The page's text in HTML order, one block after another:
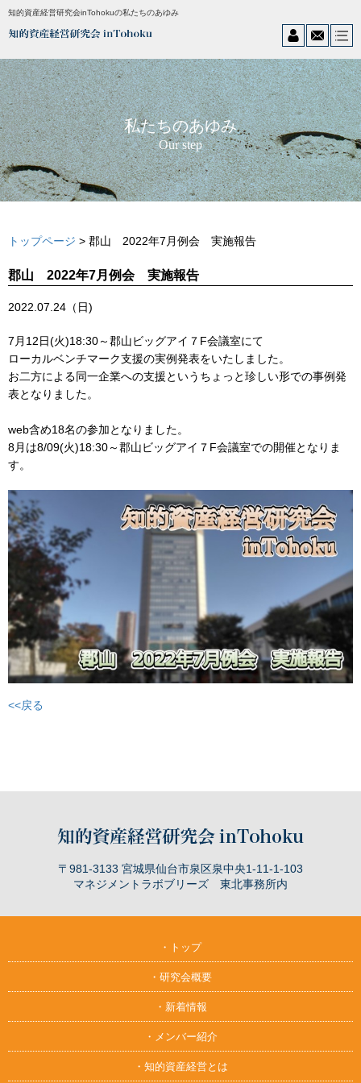
知的資産経営研究会inTohokuの私たちのあゆみ
私たちのあゆみ
Our step
トップページ > 郡山 2022年7月例会 実施報告
郡山 2022年7月例会 実施報告
2022.07.24（日)
7月12日(火)18:30～郡山ビッグアイ７F会議室にて
ローカルベンチマーク支援の実例発表をいたしました。
お二方による同一企業への支援というちょっと珍しい形での事例発
表となりました。
web含め18名の参加となりました。
8月は8/09(火)18:30～郡山ビッグアイ７F会議室での開催となりま
す。
<<戻る
〒981-3133 宮城県仙台市泉区泉中央1-11-1-103
マネジメントラボブリーズ 東北事務所内
・トップ
・研究会概要
・新着情報
・メンバー紹介
・知的資産経営とは